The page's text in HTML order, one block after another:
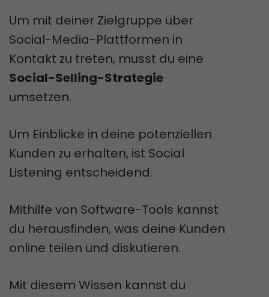
Um mit deiner Zielgruppe über
Social-Media-Plattformen in
Kontakt zu treten, musst du eine
Social-Selling-Strategie
umsetzen.
Um Einblicke in deine potenziellen
Kunden zu erhalten, ist Social
Listening entscheidend.
Mithilfe von Software-Tools kannst
du herausfinden, was deine Kunden
online teilen und diskutieren.
Mit diesem Wissen kannst du